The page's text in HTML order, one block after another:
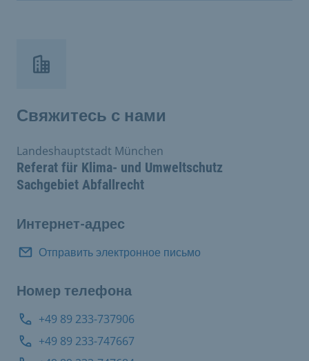
Свяжитесь с нами
Referat für Klima- und Umweltschutz
Sachgebiet Abfallrecht
Landeshauptstadt München
Интернет-адрес
Отправить электронное письмо
Номер телефона
+49 89 233-737906
+49 89 233-747667